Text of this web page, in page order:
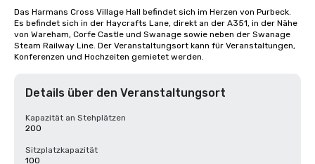
Das Harmans Cross Village Hall befindet sich im Herzen von Purbeck.
Es befindet sich in der Haycrafts Lane, direkt an der A351, in der Nähe
von Wareham, Corfe Castle und Swanage sowie neben der Swanage
Steam Railway Line. Der Veranstaltungsort kann für Veranstaltungen,
Konferenzen und Hochzeiten gemietet werden.
Details über den Veranstaltungsort
Kapazität an Stehplätzen
200
Sitzplatzkapazität
100